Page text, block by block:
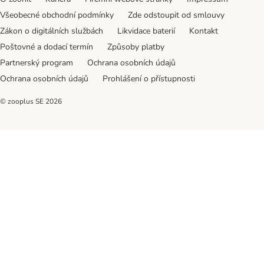
Všeobecné obchodní podmínky
Zde odstoupit od smlouvy
Zákon o digitálních službách
Likvidace baterií
Kontakt
Poštovné a dodací termín
Způsoby platby
Partnerský program
Ochrana osobních údajů
Ochrana osobních údajů
Prohlášení o přístupnosti
© zooplus SE 2026